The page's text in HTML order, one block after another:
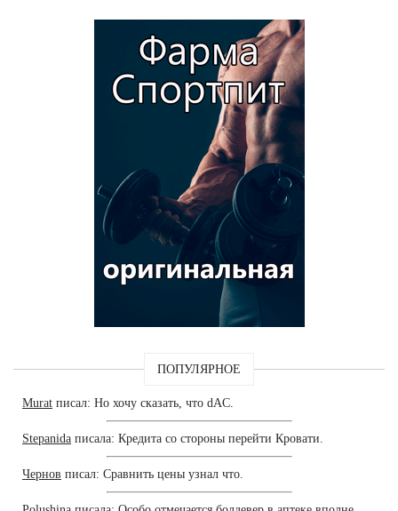
ПОПУЛЯРНОЕ
Murat писал: Но хочу сказать, что dAC.
Stepanida писала: Кредита со стороны перейти Кровати.
Чернов писал: Сравнить цены узнал что.